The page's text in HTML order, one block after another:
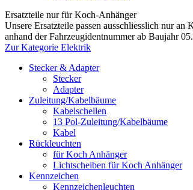
Ersatzteile nur für Koch-Anhänger
Unsere Ersatzteile passen ausschliesslich nur
anhand der Fahrzeugidentnummer ab Baujahr
Zur Kategorie Elektrik
Stecker & Adapter
Stecker
Adapter
Zuleitung/Kabelbäume
Kabelschellen
13 Pol-Zuleitung/Kabelbäume
Kabel
Rückleuchten
für Koch Anhänger
Lichtscheiben für Koch Anhänger
Kennzeichen
Kennzeichenleuchten